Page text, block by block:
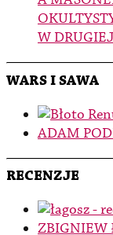
W
WARS I SAWA
ADAM
RECENZJE
ZBIGNIEW